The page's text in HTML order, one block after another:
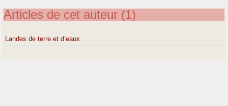
Articles de cet auteur (1)
Landes de terre et d’eaux